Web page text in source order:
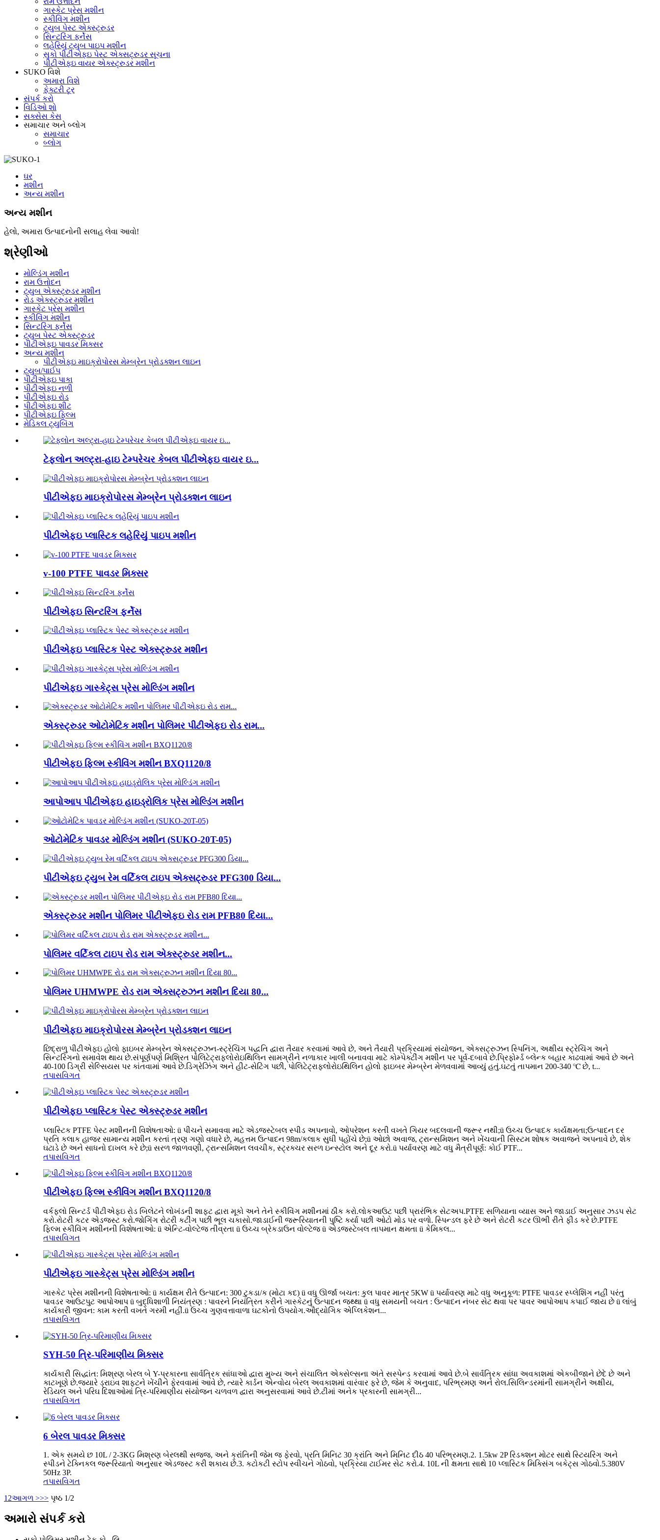
ગાસ્કેટ પ્રેસ મશીન
સ્કીવિંગ મશીન
ટ્યુબ પેસ્ટ એક્સ્ટ્રુડર
સિન્ટરિંગ ફર્નેસ
લહેરિયું ટ્યુબ પાઇપ મશીન
સુકો પીટીએફઇ પેસ્ટ એક્સટ્રુડર સૂચના
પીટીએફઇ વાયર એક્સ્ટ્રુડર મશીન
SUKO વિશે
અમારા વિશે
ફેક્ટરી ટૂર
સંપર્ક કરો
વિડિઓ શો
સક્સેસ કેસ
સમાચાર અને બ્લોગ
સમાચાર
બ્લોગ
ઘર
મશીન
અન્ય મશીન
અન્ય મશીન
હેલો, અમારા ઉત્પાદનોની સલાહ લેવા આવો!
શ્રેણીઓ
મોલ્ડિંગ મશીન
રામ ઉત્તોદન
ટ્યુબ એક્સ્ટ્રુડર મશીન
રોડ એક્સ્ટ્રુડર મશીન
ગાસ્કેટ પ્રેસ મશીન
સ્કીવિંગ મશીન
સિન્ટરિંગ ફર્નેસ
ટ્યુબ પેસ્ટ એક્સ્ટ્રુડર
પીટીએફઇ પાવડર મિક્સર
અન્ય મશીન
પીટીએફઇ માઇક્રોપોરસ મેમ્બ્રેન પ્રોડક્શન લાઇન
ટ્યુબ/પાઈપ
પીટીએફઇ પાકા
પીટીએફઇ નળી
પીટીએફઇ રોડ
પીટીએફઇ શીટ
પીટીએફઇ ફિલ્મ
મેડિકલ ટ્યુબિંગ
ટેફલોન અલ્ટ્રા-હાઇ ટેમ્પરેચર કેબલ પીટીએફઇ વાયર ઇ...
પીટીએફઇ માઇક્રોપોરસ મેમ્બ્રેન પ્રોડક્શન લાઇન
પીટીએફઇ પ્લાસ્ટિક લહેરિયું પાઇપ મશીન
v-100 PTFE પાવડર મિક્સર
પીટીએફઇ સિન્ટરિંગ ફર્નેસ
પીટીએફઇ પ્લાસ્ટિક પેસ્ટ એક્સ્ટ્રુડર મશીન
પીટીએફઇ ગાસ્કેટ્સ પ્રેસ મોલ્ડિંગ મશીન
એક્સ્ટ્રુડર ઓટોમેટિક મશીન પોલિમર પીટીએફઇ રોડ રામ...
પીટીએફઇ ફિલ્મ સ્કીવિંગ મશીન BXQ1120/8
આપોઆપ પીટીએફઇ હાઇડ્રોલિક પ્રેસ મોલ્ડિંગ મશીન
ઓટોમેટિક પાવડર મોલ્ડિંગ મશીન (SUKO-20T-05)
પીટીએફઇ ટ્યુબ રેમ વર્ટિકલ ટાઇપ એક્સટ્રુડર PFG300 ડિયા...
એક્સ્ટ્રુડર મશીન પોલિમર પીટીએફઇ રોડ રામ PFB80 દિયા...
પોલિમર વર્ટિકલ ટાઇપ રોડ રામ એક્સ્ટ્રુડર મશીન...
પોલિમર UHMWPE રોડ રામ એક્સટ્રુઝન મશીન દિયા 80...
પીટીએફઇ માઇક્રોપોરસ મેમ્બ્રેન પ્રોડક્શન લાઇન
છિદ્રાળુ પીટીએફઇ હોલો ફાઇબર મેમ્બ્રેન એક્સટ્રુઝન-સ્ટ્રેચિંગ પદ્ધતિ દ્વારા તૈયાર કરવામાં આવે છે, અને તૈયારી પ્રક્રિયામાં સંયોજન, એક્સટ્રુઝન સ્પિનિંગ, અક્ષીય સ્ટ્રેચિંગ અને
સિન્ટરિંગનો સમાવેશ થાય છે.સંપૂર્ણપણે મિશ્રિત પોલિટેટ્રાફ્લોરોઇથિલિન સામગ્રીને નળાકાર ખાલી બનાવવા માટે કોમ્પેક્ટીંગ મશીન પર પૂર્વ-દબાવે છે.પ્રિફોર્મ્ડ બ્લેન્ક બહાર કાઢવામાં આવે છે અને
40-100 ડિગ્રી સેલ્સિયસ પર કાંતવામાં આવે છે.ડિગ્રેઝિંગ અને હીટ-સેટિંગ પછી, પોલિટેટ્રાફ્લોરોઇથિલિન હોલો ફાઇબર મેમ્બ્રેન મેળવવામાં આવ્યું હતું.ઘટતું તાપમાન 200-340 ℃ છે, t...
તપાસવિગત
પીટીએફઇ પ્લાસ્ટિક પેસ્ટ એક્સ્ટ્રુડર મશીન
પ્લાસ્ટિક PTFE પેસ્ટ મશીનની વિશેષતાઓ: ü પીચને સમાવવા માટે એડજસ્ટેબલ સ્પીડ અપનાવો, ઓપરેશન કરતી વખતે ગિયર બદલવાની જરૂર નથી;ü ઉચ્ચ ઉત્પાદક કાર્યક્ષમતા;ઉત્પાદન દર
પ્રતિ કલાક હાજર સામાન્ય મશીન કરતાં ત્રણ ગણો વધારે છે, મહત્તમ ઉત્પાદન 98m/કલાક સુધી પહોંચે છે;ü ઓછો અવાજ, ટ્રાન્સમિશન અને ખેંચવાની સિસ્ટમ શોષક અવાજને અપનાવે છે, શેક
ઘટાડે છે અને સાધનો દાખલ કરે છે;ü સરળ જાળવણી, ટ્રાન્સમિશન લવચીક, સ્ટ્રક્ચર સરળ ઇન્સ્ટોલ અને દૂર કરો.ü પર્યાવરણ માટે વધુ મૈત્રીપૂર્ણ: કોઈ PTF...
તપાસવિગત
પીટીએફઇ ફિલ્મ સ્કીવિંગ મશીન BXQ1120/8
વર્કફ્લો સિન્ટર્ડ પીટીએફઇ રોડ બિલેટને લોખંડની શાફ્ટ દ્વારા મૂકો અને તેને સ્કીવિંગ મશીનમાં ઠીક કરો.લોકઆઉટ પછી પ્રારંભિક સેટઅપ.PTFE સળિયાના વ્યાસ અને જાડાઈ અનુસાર ઝડપ સેટ
કરો.રોટરી કટર એડજસ્ટ કરો.જોગિંગ રોટરી કટીંગ પછી ભૂલ ચકાસો.જાડાઈની જરૂરિયાતની પુષ્ટિ કર્યા પછી ઓટો મોડ પર વળો. સ્પિન્ડલ ફરે છે અને રોટરી કટર ઊભી રીતે ફીડ કરે છે.PTFE
ફિલ્મ સ્કીવિંગ મશીનની વિશેષતાઓ: ü એન્ટિ-વોલ્ટેજ તીવ્રતા ü ઉચ્ચ બ્રેકડાઉન વોલ્ટેજ ü એડજસ્ટેબલ તાપમાન ક્ષમતા ü કેમિકલ...
તપાસવિગત
પીટીએફઇ ગાસ્કેટ્સ પ્રેસ મોલ્ડિંગ મશીન
ગાસ્કેટ પ્રેસ મશીનની વિશેષતાઓ: ü કાર્યક્ષમ રીતે ઉત્પાદન: 300 ટુકડા/ક (મોટા કદ) ü વધુ ઊર્જા બચત: કુલ પાવર માત્ર 5KW ü પર્યાવરણ માટે વધુ અનુકૂળ: PTFE પાવડર સ્પ્લેશિંગ નહીં પરંતુ
પાવડર આઉટપુટ આપોઆપ ü બુદ્ધિશાળી નિયંત્રણ : પાવરને નિયંત્રિત કરીને ગાસ્કેટનું ઉત્પાદન જથ્થા ü વધુ સમયની બચત : ઉત્પાદન નંબર સેટ થવા પર પાવર આપોઆપ કપાઈ જાય છે ü લાંબું
કાર્યકારી જીવન: કામ કરતી વખતે ગરમી નહીં.ü ઉચ્ચ ગુણવત્તાવાળા ઘટકોનો ઉપયોગ.ઔદ્યોગિક એપ્લિકેશન...
તપાસવિગત
SYH-50 ત્રિ-પરિમાણીય મિક્સર
કાર્યકારી સિદ્ધાંત: મિશ્રણ બેરલ બે Y-પ્રકારના સાર્વત્રિક સાંધાઓ દ્વારા મુખ્ય અને સંચાલિત એક્સેલ્સના અંતે સસ્પેન્ડ કરવામાં આવે છે.બે સાર્વત્રિક સાંધા અવકાશમાં એકબીજાને છેદે છે અને
કાટખૂણે છે.જ્યારે ડ્રાઇવ શાફ્ટને ખેંચીને ફેરવવામાં આવે છે, ત્યારે કાર્ડન એન્વોય બેરલ અવકાશમાં વારંવાર ફરે છે, જેમ કે અનુવાદ, પરિભ્રમણ અને રોલ.સિલિન્ડરમાંની સામગ્રીને અક્ષીય,
રેડિયલ અને પરિઘ દિશાઓમાં ત્રિ-પરિમાણીય સંયોજન ચળવળ દ્વારા અનુસરવામાં આવે છે.ટીમાં અનેક પ્રકારની સામગ્રી...
તપાસવિગત
6 બેરલ પાવડર મિક્સર
1. એક સમયે છ 10L / 2-3KG મિશ્રણ બેરલથી સજ્જ, અને ક્રાંતિની જેમ જ ફેરવો, પ્રતિ મિનિટ 30 ક્રાંતિ અને મિનિટ દીઠ 40 પરિભ્રમણ.2. 1.5kw 2P રિડક્શન મોટર સાથે સ્ટિયરિંગ અને
સ્પીડને ટેક્નિકલ જરૂરિયાતો અનુસાર એડજસ્ટ કરી શકાય છે.3. કટોકટી સ્ટોપ સ્વીચને ગોઠવો, પ્રક્રિયા ટાઈમર સેટ કરો.4. 10L ની ક્ષમતા સાથે 10 પ્લાસ્ટિક મિક્સિંગ બકેટ્સ ગોઠવો.5.380V
50Hz 3P.
તપાસવિગત
12આગળ >>> પૃષ્ઠ 1/2
અમારો સંપર્ક કરો